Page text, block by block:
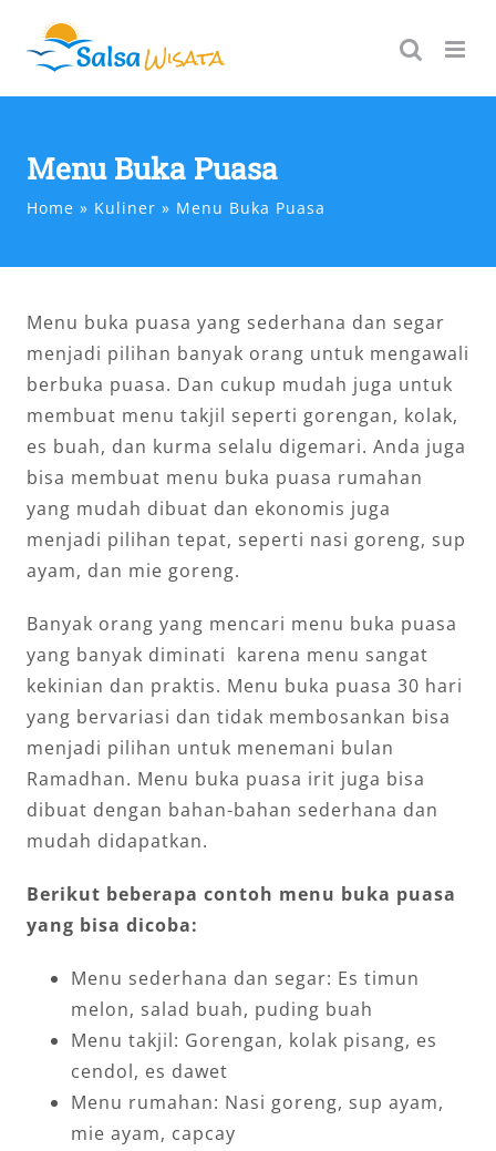
content
Menu Buka Puasa
Home Kuliner Menu Buka Puasa
Menu buka puasa yang sederhana dan segar
menjadi pilihan banyak orang untuk mengawali
berbuka puasa. Dan cukup mudah juga untuk
membuat menu takjil seperti gorengan, kolak,
es buah, dan kurma selalu digemari. Anda juga
bisa membuat menu buka puasa rumahan
yang mudah dibuat dan ekonomis juga
menjadi pilihan tepat, seperti nasi goreng, sup
ayam, dan mie goreng.
Banyak orang yang mencari menu buka puasa
yang banyak diminati karena menu sangat
kekinian dan praktis. Menu buka puasa 30 hari
yang bervariasi dan tidak membosankan bisa
menjadi pilihan untuk menemani bulan
Ramadhan. Menu buka puasa irit juga bisa
dibuat dengan bahan-bahan sederhana dan
mudah didapatkan.
Berikut beberapa contoh menu buka puasa
yang bisa dicoba:
Menu sederhana dan segar: Es timun
melon, salad buah, puding buah
Menu takjil: Gorengan, kolak pisang, es
cendol, es dawet
Menu rumahan: Nasi goreng, sup ayam,
mie ayam, capcay